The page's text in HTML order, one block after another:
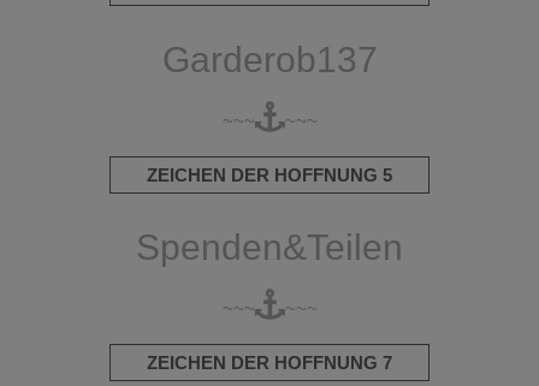
Garderob137
~~~ ~~~
ZEICHEN DER HOFFNUNG 5
Spenden&Teilen
~~~ ~~~
ZEICHEN DER HOFFNUNG 7